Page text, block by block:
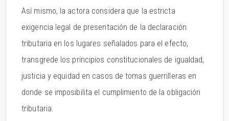
Así mismo, la actora considera que la estricta
exigencia legal de presentación de la declaración
tributaria en los lugares señalados para el efecto,
transgrede los principios constitucionales de igualdad,
justicia y equidad en casos de tomas guerrilleras en
donde se imposibilita el cumplimiento de la obligación
tributaria.